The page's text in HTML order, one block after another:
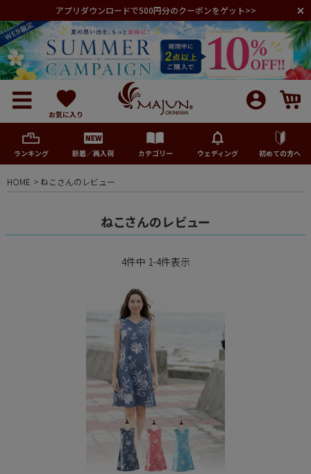
アプリダウンロードで500円分のクーポンをゲット>>
お気に入り
ランキング 新着／再入荷 カテゴリー ウェディング 初めての方へ
メンズ
HOME ねこさんのレビュー
ねこさんのレビュー
4件中 1-4件表示